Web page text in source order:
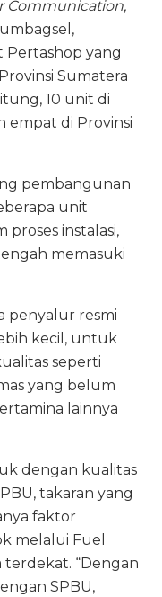
Communication,
Pertashop yang
Sumatera
10 unit di
empat di Provinsi
pembangunan
unit
proses instalasi,
memasuki
penyalur resmi
kecil, untuk
seperti
yang belum
lainnya
dengan kualitas
takaran yang
faktor
melalui Fuel
“Dengan
SPBU,